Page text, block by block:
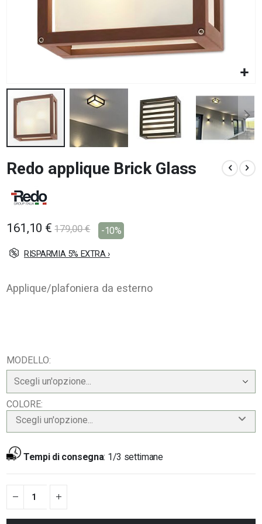
all'inizio
della
galleria
di
Redo applique Brick Glass
161,10 € 179,00 € -10%
RISPARMIA 5% EXTRA ›
Applique/plafoniera da esterno
MODELLO
COLORE
Scegli un'opzione...
Tempi di consegna: 1/3 settimane